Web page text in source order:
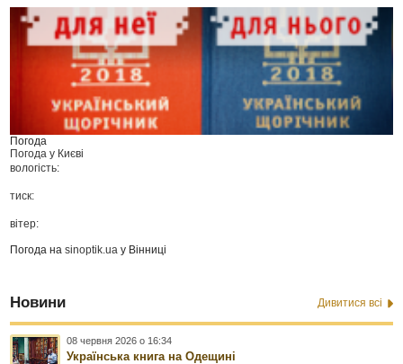
Погода
Погода у Києві
вологість:
тиск:
вітер:
Погода наsinoptik.ua у Вінниці
Новини Дивитися всі
08 червня 2026 о 16:34
Українська книга на Одещині